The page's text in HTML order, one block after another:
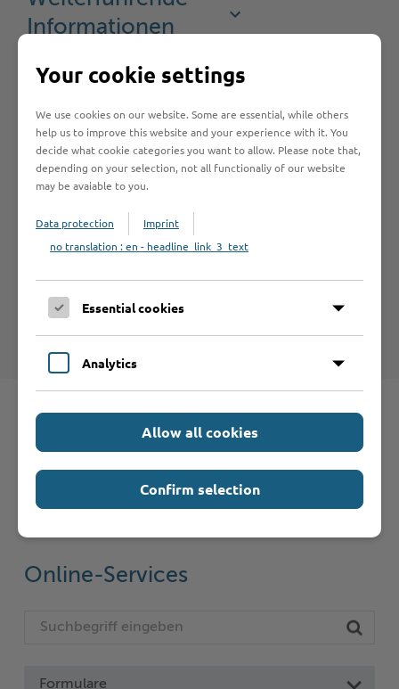
Informationen
Hilfe & Kontakt:
Kreis Stormarn - Führerscheinstelle
Online-Services
Formulare
Your cookie settings
We use cookies on our website. Some are essential, while others
help us to improve this website and your experience with it. You
decide what cookie categories you want to allow. Please note that,
depending on your selection, not all functionaliy of our website
may be avaiable to you.
Data protection
Imprint
no translation : en - headline_link_3_text
Essential cookies
Analytics
Allow all cookies
Confirm selection